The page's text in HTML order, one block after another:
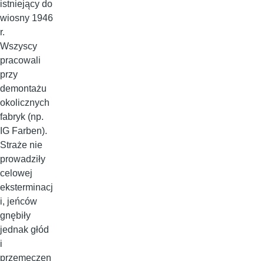
istniejący do
wiosny 1946
r.
Wszyscy
pracowali
przy
demontażu
okolicznych
fabryk (np.
IG Farben).
Straże nie
prowadziły
celowej
eksterminacj
i, jeńców
gnębiły
jednak głód
i
przemęczen